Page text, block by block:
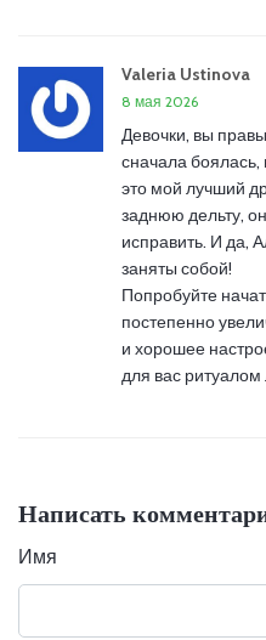
Valeria Ustinova
8 мая 2026
Девочки, вы
сначала боялась,
это мой лучший
заднюю дельту,
исправить. И да,
заняты собой!
Попробуйте
постепенно
и хорошее
для вас ритуалом
Написать
Имя